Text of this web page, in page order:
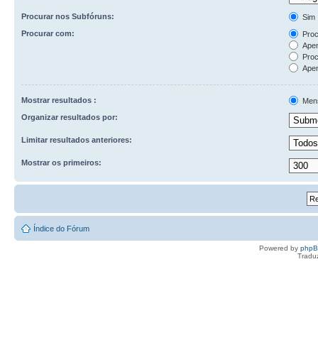
Procurar nos Subfóruns:
Sim
Procurar com:
Mostrar resultados :
Organizar resultados por:
Limitar resultados anteriores:
Mostrar os primeiros:
Índice do Fórum
Powered by